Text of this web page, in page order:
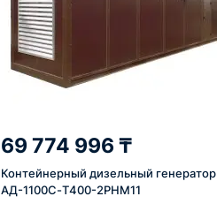
69 774 996 ₸
Контейнерный дизельный генератор
АД-1100С-Т400-2РНМ11